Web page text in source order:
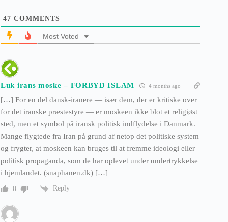
47 COMMENTS
Most Voted
Luk irans moske – FORBYD ISLAM 4 months ago
[…] For en del dansk-iranere — især dem, der er kritiske over
for det iranske præstestyre — er moskeen ikke blot et religiøst
sted, men et symbol på iransk politisk indflydelse i Danmark.
Mange flygtede fra Iran på grund af netop det politiske system
og frygter, at moskeen kan bruges til at fremme ideologi eller
politisk propaganda, som de har oplevet under undertrykkelse
i hjemlandet. (snaphanen.dk) […]
0 Reply